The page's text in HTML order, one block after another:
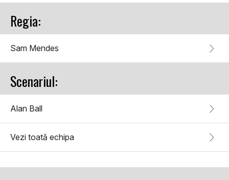
Regia:
Sam Mendes
Scenariul:
Alan Ball
Vezi toată echipa